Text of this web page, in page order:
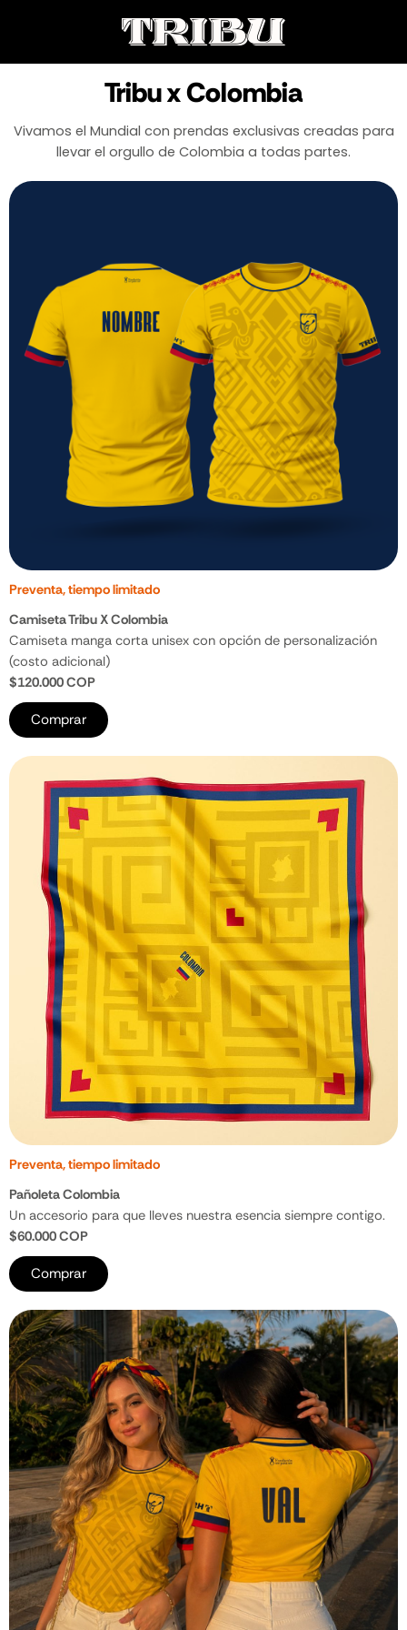
Tribu x Colombia
Vivamos el Mundial con prendas exclusivas creadas para
llevar el orgullo de Colombia a todas partes.
Preventa, tiempo limitado
Camiseta Tribu X Colombia
Camiseta manga corta unisex con opción de personalización
(costo adicional)
$120.000 COP
Comprar
Preventa, tiempo limitado
Pañoleta Colombia
Un accesorio para que lleves nuestra esencia siempre contigo.
$60.000 COP
Comprar